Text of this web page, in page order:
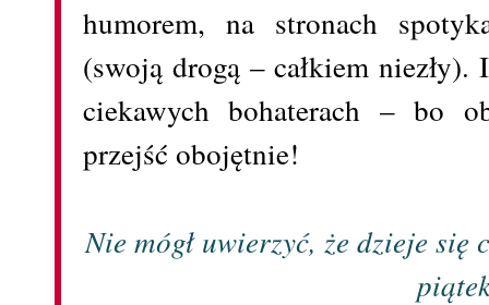
humorem, na stronach
(swoją drogą – całkiem
ciekawych bohaterach – bo
przejść obojętnie!
Nie mógł uwierzyć, że dzieje